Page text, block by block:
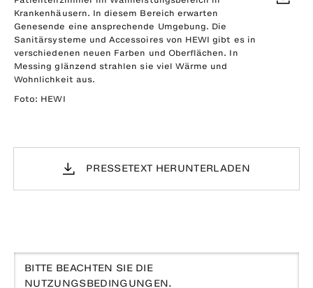
Krankenhäusern. In diesem Bereich erwarten
Genesende eine ansprechende Umgebung. Die
Sanitärsysteme und Accessoires von HEWI gibt es in
verschiedenen neuen Farben und Oberflächen. In
Messing glänzend strahlen sie viel Wärme und
Wohnlichkeit aus.
Foto: HEWI
PRESSETEXT HERUNTERLADEN
BITTE BEACHTEN SIE DIE
NUTZUNGSBEDINGUNGEN.